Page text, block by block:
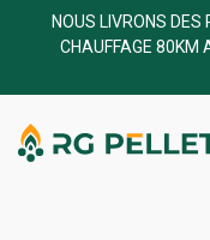
NOUS LIVRONS DES
CHAUFFAGE 80KM